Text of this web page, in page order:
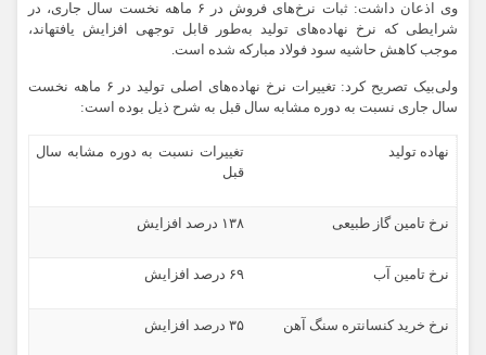
وی اذعان داشت: ثبات نرخ‌های فروش در ۶ ماهه نخست سال جاری، در
شرایطی که نرخ نهاده‌های تولید به‌طور قابل توجهی افزایش یافتهاند،
موجب کاهش حاشیه سود فولاد مبارکه شده است.
ولی‌بیک تصریح کرد: تغییرات نرخ نهاده‌های اصلی تولید در ۶ ماهه نخست
سال جاری نسبت به دوره مشابه سال قبل به شرح ذیل بوده است:
نهاده تولید
تغییرات نسبت به دوره مشابه سال
قبل
نرخ تامین گاز طبیعی ۱۳۸ درصد افزایش
نرخ تامین آب ۶۹ درصد افزایش
نرخ خرید کنسانتره سنگ آهن ۳۵ درصد افزایش